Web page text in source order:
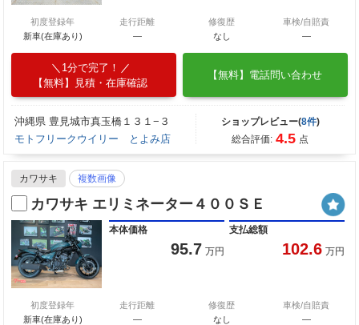
初度登録年
新車(在庫あり)
走行距離
―
修復歴
なし
車検/自賠責
―
1分で完了！
【無料】見積・在庫確認
【無料】電話問い合わせ
沖縄県 豊見城市真玉橋１３１−３
モトフリークウイリー とよみ店
ショップレビュー(8件)
総合評価: 4.5 点
カワサキ 複数画像
カワサキ エリミネーター４００ＳＥ
本体価格
95.7 万円
支払総額
102.6 万円
初度登録年
新車(在庫あり)
走行距離
―
修復歴
なし
車検/自賠責
―